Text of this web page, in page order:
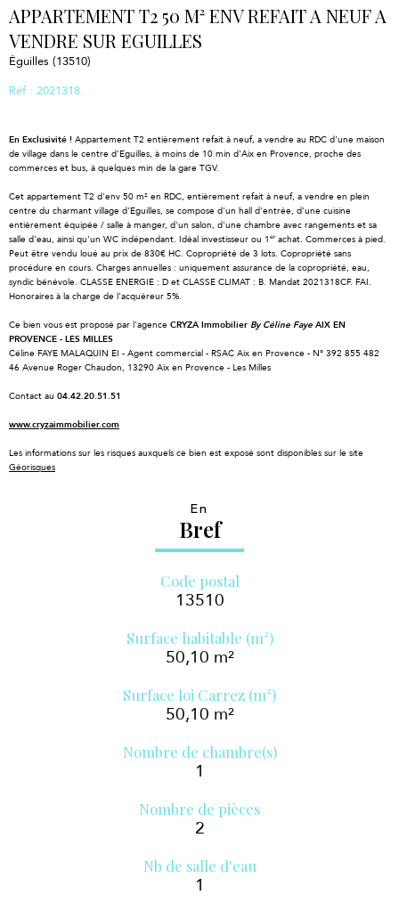
APPARTEMENT T2 50 M² ENV REFAIT A NEUF A
VENDRE SUR EGUILLES
Éguilles (13510)
Réf : 2021318.
En Exclusivité ! Appartement T2 entièrement refait à neuf, a vendre au RDC d'une maison
de village dans le centre d'Eguilles, à moins de 10 min d'Aix en Provence, proche des
commerces et bus, à quelques min de la gare TGV.
Cet appartement T2 d'env 50 m² en RDC, entièrement refait à neuf, a vendre en plein
centre du charmant village d'Eguilles, se compose d'un hall d'entrée, d'une cuisine
entièrement équipée / salle à manger, d'un salon, d'une chambre avec rangements et sa
salle d'eau, ainsi qu'un WC indépendant. Idéal investisseur ou 1 erachat. Commerces à pied.
Peut être vendu loué au prix de 830€ HC. Copropriété de 3 lots. Copropriété sans
procédure en cours. Charges annuelles : uniquement assurance de la copropriété, eau,
syndic bénévole. CLASSE ENERGIE : D et CLASSE CLIMAT : B. Mandat 2021318CF. FAI.
Honoraires à la charge de l'acquéreur 5%.
Ce bien vous est proposé par l'agence CRYZA Immobilier By Céline Faye AIX EN
PROVENCE - LES MILLES
Céline FAYE MALAQUIN EI - Agent commercial - RSAC Aix en Provence - N° 392 855 482
46 Avenue Roger Chaudon, 13290 Aix en Provence - Les Milles
Contact au 04.42.20.51.51
www.cryzaimmobilier.com
Les informations sur les risques auxquels ce bien est exposé sont disponibles sur le site
Géorisques
En
Bref
Code postal
13510
Surface habitable (m²)
50,10 m²
Surface loi Carrez (m²)
50,10 m²
Nombre de chambre(s)
1
Nombre de pièces
2
Nb de salle d'eau
1